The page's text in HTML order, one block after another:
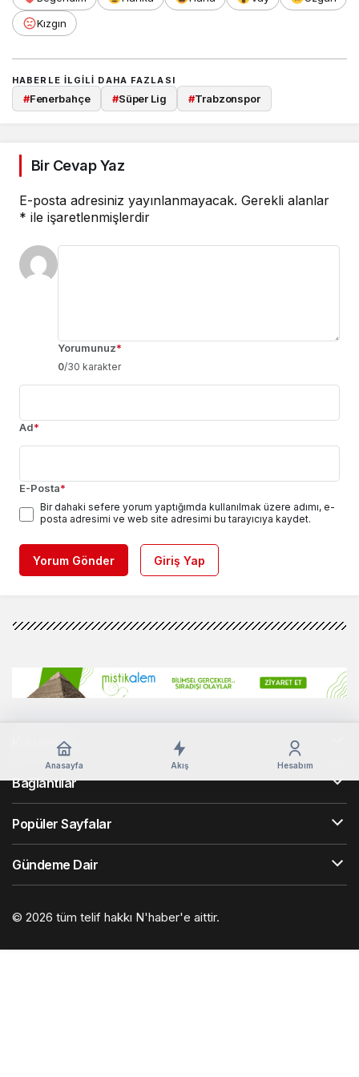
Kızgın
HABERLE ILGILI DAHA FAZLASI
#Fenerbahçe #Süper Lig #Trabzonspor
Bir Cevap Yaz
E-posta adresiniz yayınlanmayacak. Gerekli alanlar
* ile işaretlenmişlerdir
Yorumunuz*
0/30 karakter
Ad*
E-Posta*
Bir dahaki sefere yorum yaptığımda kullanılmak üzere adımı, e-
posta adresimi ve web site adresimi bu tarayıcıya kaydet.
Yorum Gönder Giriş Yap
Anasayfa Akış Hesabım
Kurumsal
Bağlantılar
Popüler Sayfalar
Gündeme Dair
© 2026 tüm telif hakkı N'haber'e aittir.